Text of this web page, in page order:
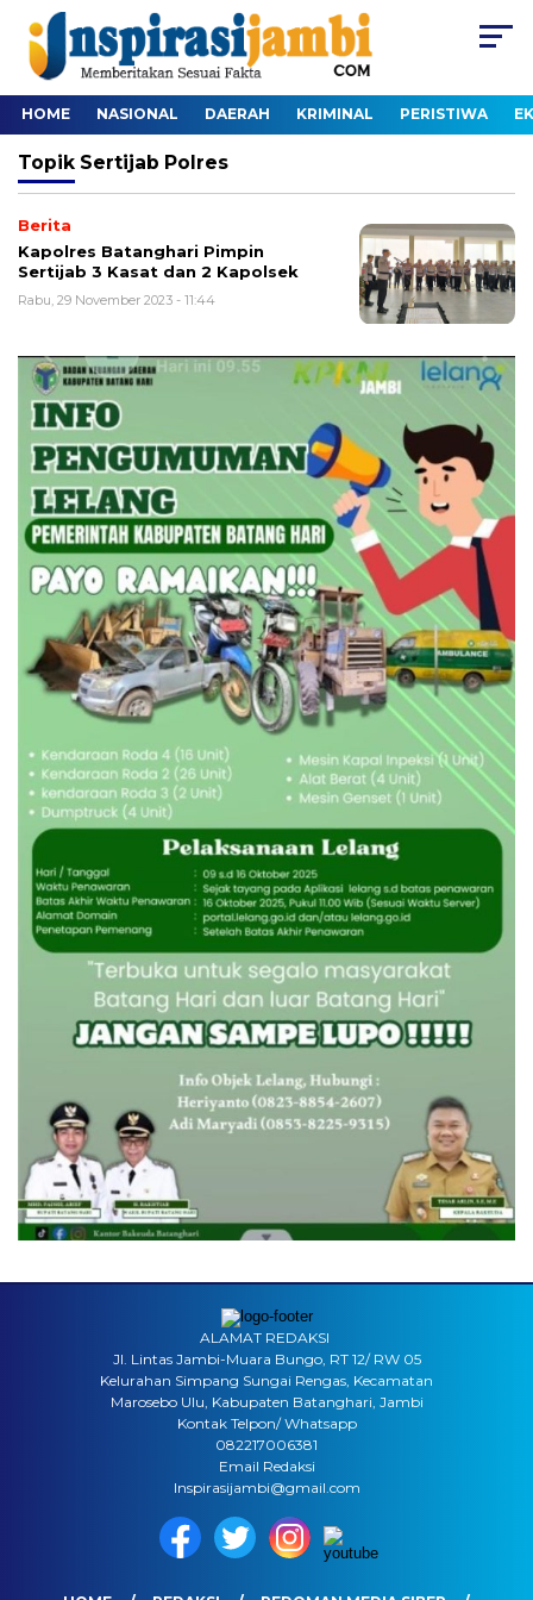
HOME NASIONAL DAERAH KRIMINAL PERISTIWA
Topik Sertijab Polres
Berita
Kapolres Batanghari Pimpin
Sertijab 3 Kasat dan 2 Kapolsek
Rabu, 29 November 2023 - 11:44
ALAMAT REDAKSI
Jl. Lintas Jambi-Muara Bungo, RT 12/ RW 05
Kelurahan Simpang Sungai Rengas, Kecamatan
Marosebo Ulu, Kabupaten Batanghari, Jambi
Kontak Telpon/ Whatsapp
082217006381
Email Redaksi
Inspirasijambi@gmail.com